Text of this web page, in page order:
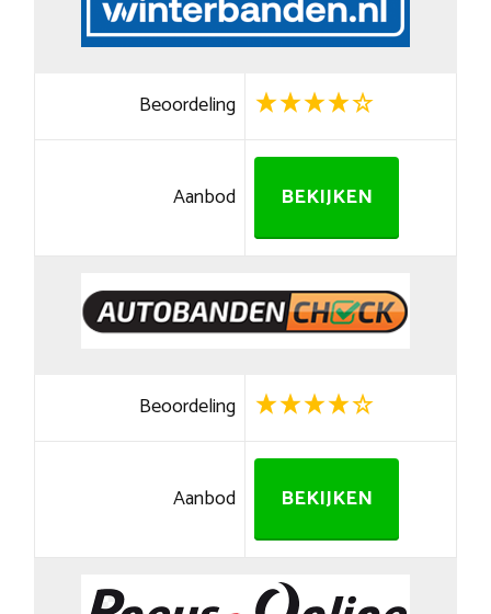
Beoordeling
Aanbod BEKIJKEN
Beoordeling
Aanbod BEKIJKEN